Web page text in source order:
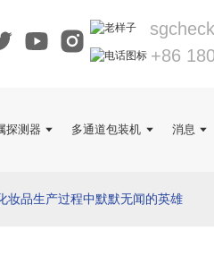
+86
探测器 多通道包装机 消息
妆品生产过程中默默无闻的英雄